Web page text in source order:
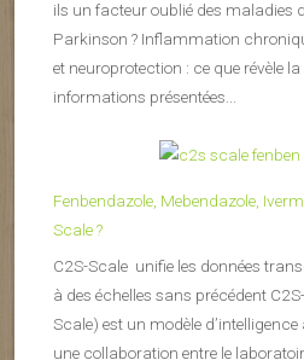
ils un facteur oublié des maladies
Parkinson ? Inflammation
et neuroprotection : ce que révèle la
informations présentées...
Fenbendazole, Mebendazole,
Scale ?
C2S-Scale unifie les données
à des échelles sans précédent
Scale) est un modèle
une collaboration entre le